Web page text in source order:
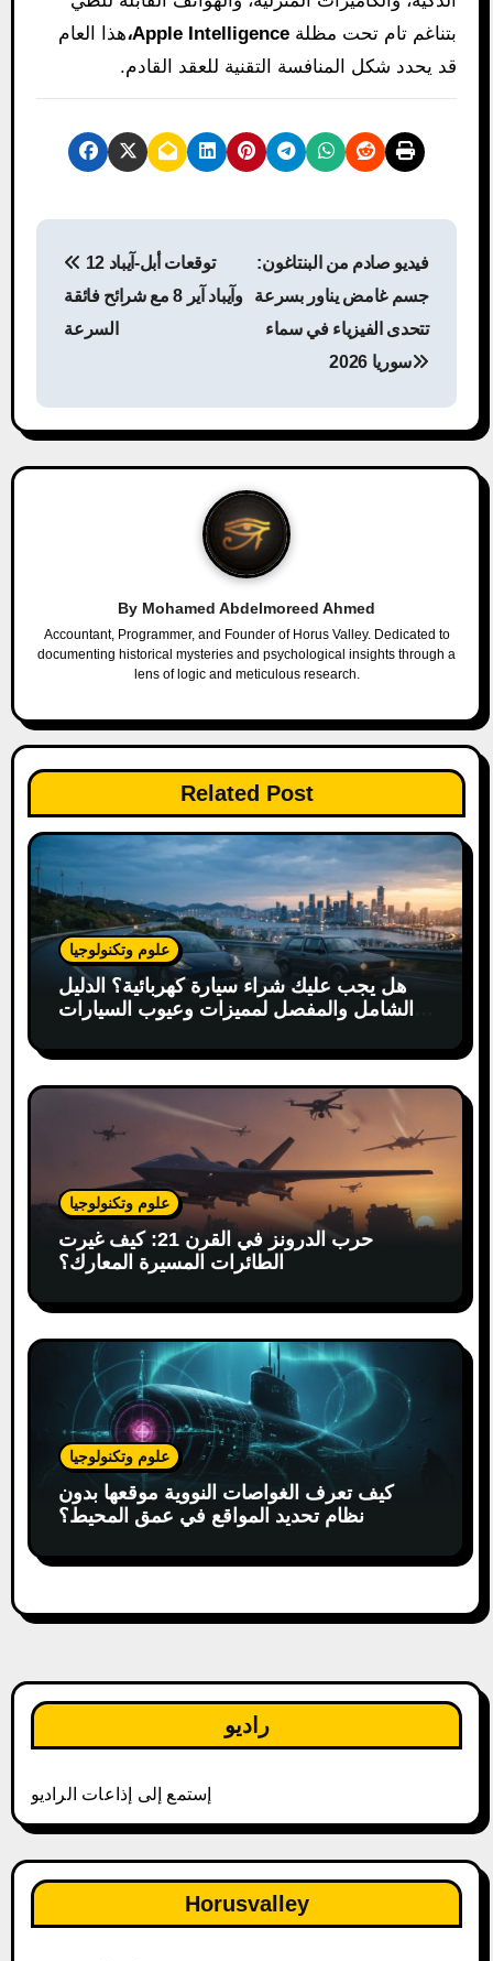
بتناغم تام تحت مظلة Apple Intelligence، هذا العام
قد يحدد شكل المنافسة التقنية للعقد القادم.
n
a
a
i
o
n
وآيباد آير 8 مع شرائح فائقة
السرعة
فيديو صادم من البنتاغون:
جسم غامض يناور بسرعة
تتحدى الفيزياء في سماء
سوريا 2026
By Mohamed Abdelmoreed Ahmed
Accountant, Programmer, and Founder of Horus Valley. Dedicated to
documenting historical mysteries and psychological insights through a
lens of logic and meticulous research.
Related Post
علوم وتكنولوجيا
هل يجب عليك شراء سيارة كهربائية؟ الدليل
الشامل والمفصل لمميزات وعيوب السيارات
علوم وتكنولوجيا
حرب الدرونز في القرن 21: كيف غيرت
الطائرات المسيرة المعارك؟
علوم وتكنولوجيا
كيف تعرف الغواصات النووية موقعها بدون
نظام تحديد المواقع في عمق المحيط؟
راديو
إستمع إلى إذاعات الراديو
Horusvalley